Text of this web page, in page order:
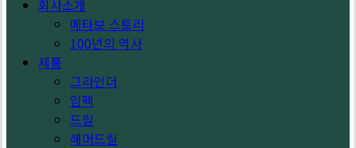
회사소개
메타보 스토리
100년의 역사
제품
그라인더
임팩
드릴
해머드릴